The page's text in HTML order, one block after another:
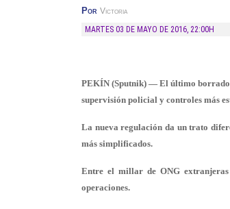
Por Victoria
MARTES 03 DE MAYO DE 2016, 22:00H
PEKÍN (Sputnik) — El último
supervisión policial y controles más
La nueva regulación da un trato
más simplificados.
Entre el millar de ONG extranjeras
operaciones.